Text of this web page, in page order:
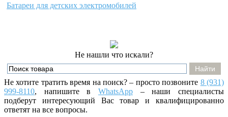
Батареи для детских электромобилей
Не нашли что искали?
Не хотите тратить время на поиск? – просто позвоните 8 (931)
999-8110, напишитевWhatsApp – наши специалисты
подберут интересующий Вас товар и квалифицированно
ответят на все вопросы.